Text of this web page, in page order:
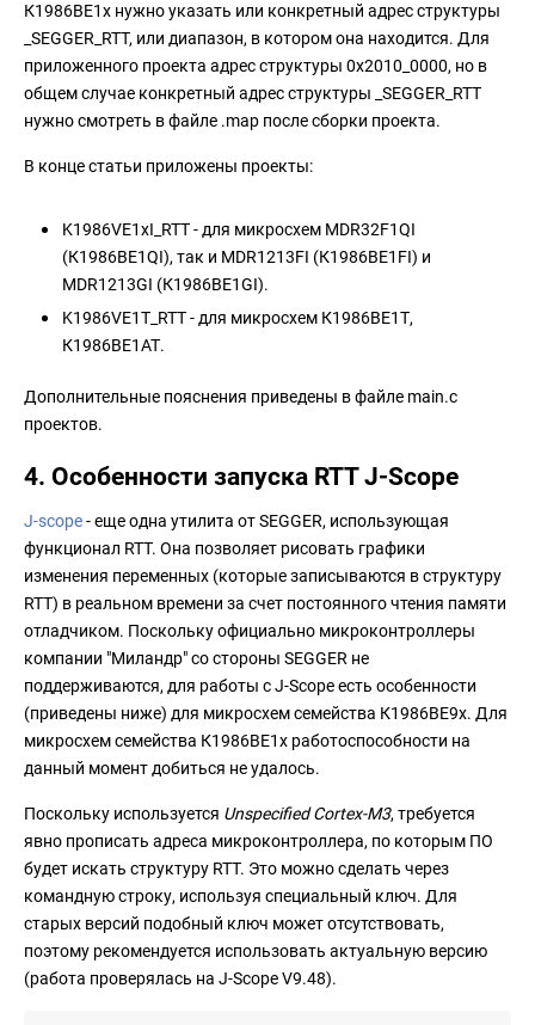
К1986ВЕ1x нужно указать или конкретный адрес структуры
_SEGGER_RTT, или диапазон, в котором она находится. Для
приложенного проекта адрес структуры 0x2010_0000, но в
общем случае конкретный адрес структуры _SEGGER_RTT
нужно смотреть в файле .map после сборки проекта.
В конце статьи приложены проекты:
K1986VE1xI_RTT - для микросхем MDR32F1QI
(К1986ВЕ1QI), так и MDR1213FI (К1986ВЕ1FI) и
MDR1213GI (К1986ВЕ1GI).
K1986VE1T_RTT - для микросхем К1986ВЕ1Т,
К1986ВЕ1АТ.
Дополнительные пояснения приведены в файле main.c
проектов.
4. Особенности запуска RTT J-Scope
J-scope- еще одна утилита от SEGGER, использующая
функционал RTT. Она позволяет рисовать графики
изменения переменных (которые записываются в структуру
RTT) в реальном времени за счет постоянного чтения памяти
отладчиком. Поскольку официально микроконтроллеры
компании "Миландр" со стороны SEGGER не
поддерживаются, для работы с J-Scope есть особенности
(приведены ниже) для микросхем семейства К1986ВЕ9x. Для
микросхем семейства К1986ВЕ1x работоспособности на
данный момент добиться не удалось.
Поскольку используется Unspecified Cortex-M3, требуется
явно прописать адреса микроконтроллера, по которым ПО
будет искать структуру RTT. Это можно сделать через
командную строку, используя специальный ключ. Для
старых версий подобный ключ может отсутствовать,
поэтому рекомендуется использовать актуальную версию
(работа проверялась на J-Scope V9.48).